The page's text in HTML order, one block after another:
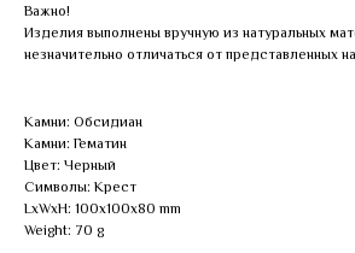
Важно!
Изделия выполнены вручную из натуральных
незначительно отличаться от представленных
Камни: Обсидиан
Камни: Гематин
Цвет: Черный
Символы: Крест
LxWxH: 100x100x80 mm
Weight: 70 g